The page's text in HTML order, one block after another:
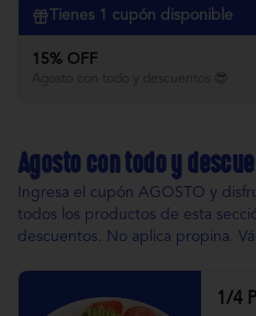
Tienes 1 cupón disponible
15% OFF
Agosto con todo y descuentos 😎
Agosto con todo y
Ingresa el cupón AGOSTO y
todos los productos de esta
descuentos. No aplica propina.
1/4